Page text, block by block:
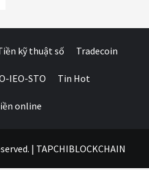
kỹ thuật số Tradecoin
IEO-STO Tin Hot
online
| TAPCHIBLOCKCHAIN